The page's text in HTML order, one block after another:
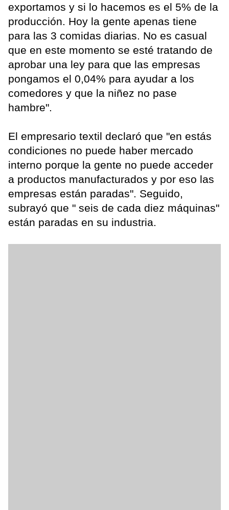
exportamos y si lo hacemos es el 5% de la
producción. Hoy la gente apenas tiene
para las 3 comidas diarias. No es casual
que en este momento se esté tratando de
aprobar una ley para que las empresas
pongamos el 0,04% para ayudar a los
comedores y que la niñez no pase
hambre".
El empresario textil declaró que "en estás
condiciones no puede haber mercado
interno porque la gente no puede acceder
a productos manufacturados y por eso las
empresas están paradas". Seguido,
subrayó que " seis de cada diez máquinas"
están paradas en su industria.